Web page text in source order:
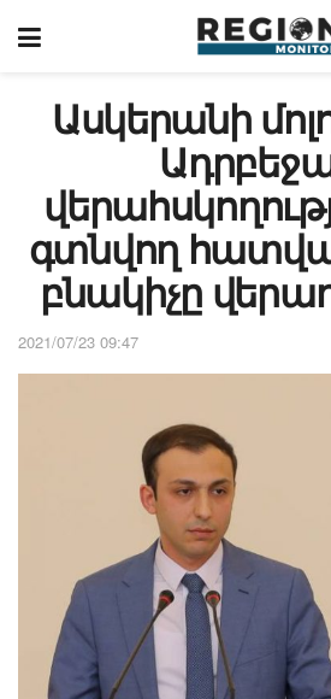
Ասկերանի
գտնվող
բնակիչը
2021/07/23 09:47